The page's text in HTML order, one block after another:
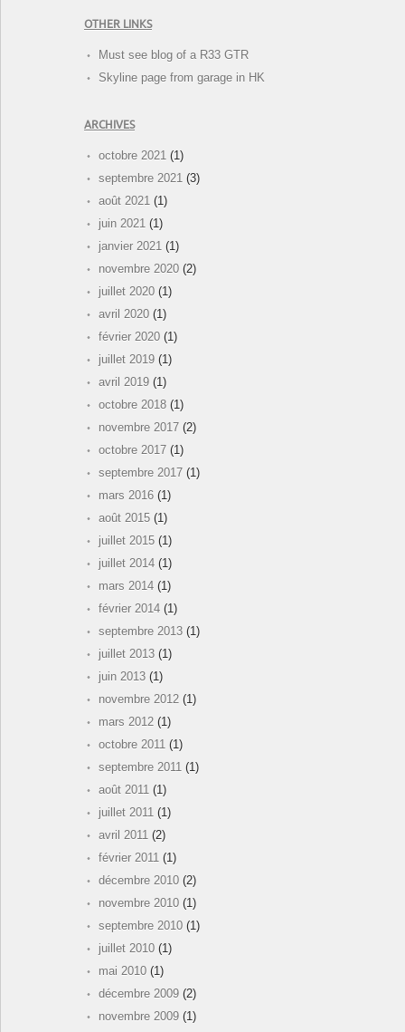
OTHER LINKS
Must see blog of a R33 GTR
Skyline page from garage in HK
ARCHIVES
octobre 2021 (1)
septembre 2021 (3)
août 2021 (1)
juin 2021 (1)
janvier 2021 (1)
novembre 2020 (2)
juillet 2020 (1)
avril 2020 (1)
février 2020 (1)
juillet 2019 (1)
avril 2019 (1)
octobre 2018 (1)
novembre 2017 (2)
octobre 2017 (1)
septembre 2017 (1)
mars 2016 (1)
août 2015 (1)
juillet 2015 (1)
juillet 2014 (1)
mars 2014 (1)
février 2014 (1)
septembre 2013 (1)
juillet 2013 (1)
juin 2013 (1)
novembre 2012 (1)
mars 2012 (1)
octobre 2011 (1)
septembre 2011 (1)
août 2011 (1)
juillet 2011 (1)
avril 2011 (2)
février 2011 (1)
décembre 2010 (2)
novembre 2010 (1)
septembre 2010 (1)
juillet 2010 (1)
mai 2010 (1)
décembre 2009 (2)
novembre 2009 (1)